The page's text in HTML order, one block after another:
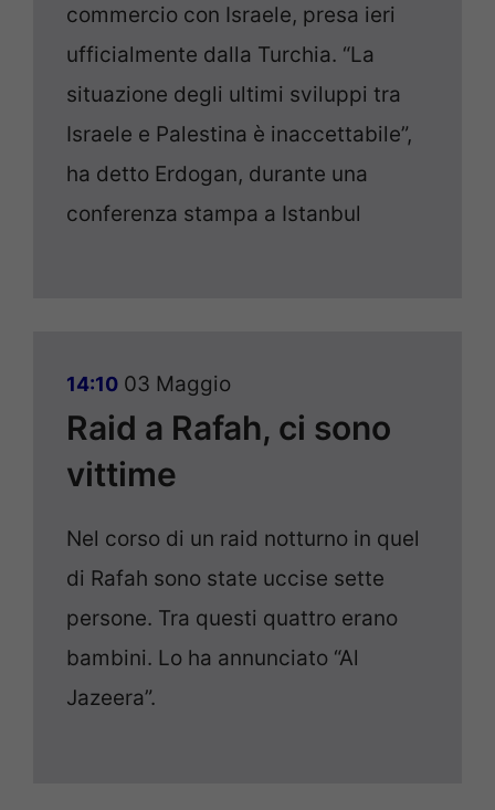
commercio con Israele, presa ieri
ufficialmente dalla Turchia. “La
situazione degli ultimi sviluppi tra
Israele e Palestina è inaccettabile”,
ha detto Erdogan, durante una
conferenza stampa a Istanbul
14:10 03 Maggio
Raid a Rafah, ci sono
vittime
Nel corso di un raid notturno in quel
di Rafah sono state uccise sette
persone. Tra questi quattro erano
bambini. Lo ha annunciato “Al
Jazeera”.